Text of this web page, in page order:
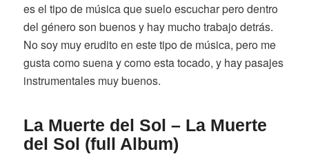
es el tipo de música que suelo escuchar pero dentro
del género son buenos y hay mucho trabajo detrás.
No soy muy erudito en este tipo de música, pero me
gusta como suena y como esta tocado, y hay pasajes
instrumentales muy buenos.
La Muerte del Sol – La Muerte
del Sol (full Album)